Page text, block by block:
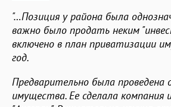
"…Позиция у района была
важно было продать неким
включено в план приватизации
год.
Предварительно была проведена
имущества. Ее сделала